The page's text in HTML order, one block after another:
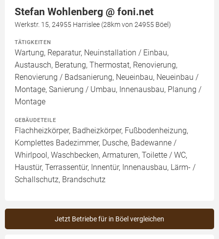
Stefan Wohlenberg @ foni.net
Werkstr. 15, 24955 Harrislee (28km von 24955 Böel)
TÄTIGKEITEN
Wartung, Reparatur, Neuinstallation / Einbau,
Austausch, Beratung, Thermostat, Renovierung,
Renovierung / Badsanierung, Neueinbau, Neueinbau /
Montage, Sanierung / Umbau, Innenausbau, Planung /
Montage
GEBÄUDETEILE
Flachheizkörper, Badheizkörper, Fußbodenheizung,
Komplettes Badezimmer, Dusche, Badewanne /
Whirlpool, Waschbecken, Armaturen, Toilette / WC,
Haustür, Terrassentür, Innentür, Innenausbau, Lärm- /
Schallschutz, Brandschutz
Jetzt Betriebe für in Böel vergleichen